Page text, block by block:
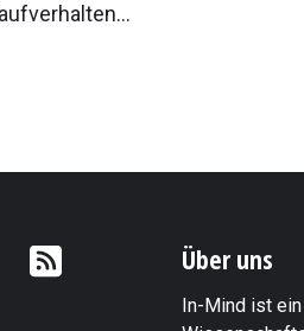
Über uns
In-Mind ist